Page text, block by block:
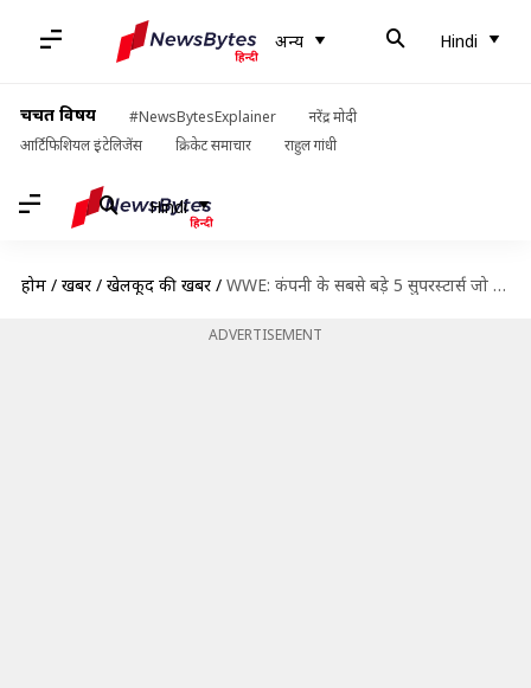
अन्य Hindi
चर्चित विषय #NewsBytesExplainer
नरेंद्र मोदी
आर्टिफिशियल इंटेलिजेंस
क्रिकेट समाचार राहुल गांधी
Hindi
होम / खबरें / खेलकूद की खबरें / WWE: कंपनी के सबसे बड़े 5 सुपरस्टार्स जो कभी भी नहीं जीते हैं रॉयल रंबल
ADVERTISEMENT